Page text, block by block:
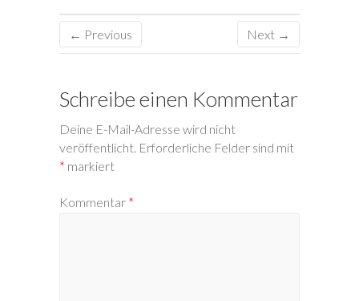
← Previous Next →
Schreibe einen Kommentar
Deine E-Mail-Adresse wird nicht
veröffentlicht. Erforderliche Felder sind mit
* markiert
Kommentar *